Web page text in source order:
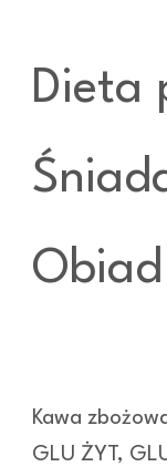
Dieta
Obiad
Kawa
GLU ŻYT,